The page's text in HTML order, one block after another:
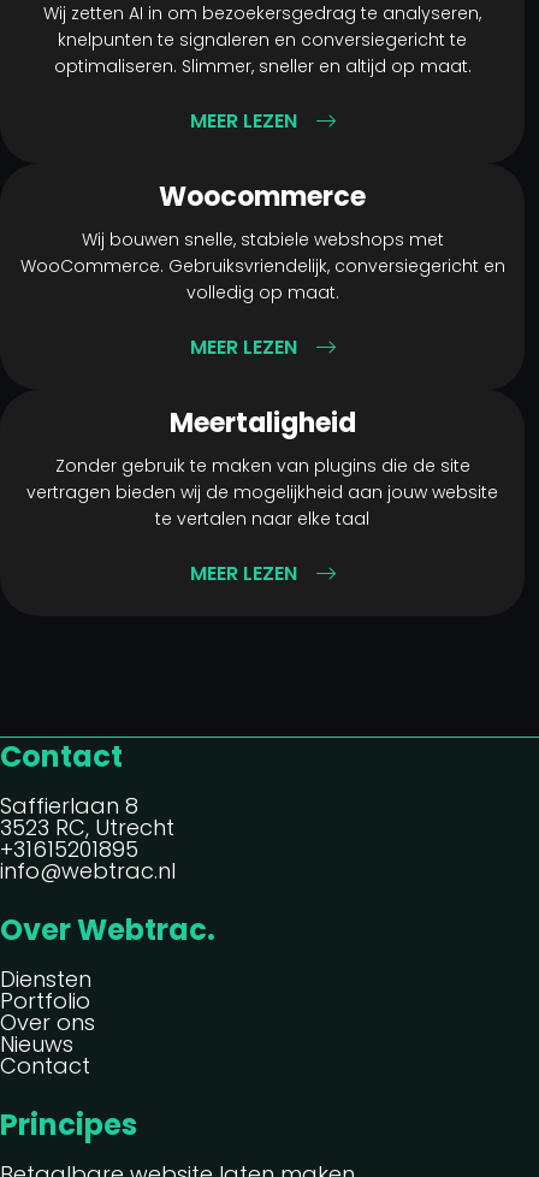
Wij zetten AI in om bezoekersgedrag te analyseren,
knelpunten te signaleren en conversiegericht te
optimaliseren. Slimmer, sneller en altijd op maat.
MEER LEZEN
Woocommerce
Wij bouwen snelle, stabiele webshops met
WooCommerce. Gebruiksvriendelijk, conversiegericht en
volledig op maat.
MEER LEZEN
Meertaligheid
Zonder gebruik te maken van plugins die de site
vertragen bieden wij de mogelijkheid aan jouw website
te vertalen naar elke taal
MEER LEZEN
Contact
Saffierlaan 8
3523 RC, Utrecht
+31615201895
info@webtrac.nl
Over Webtrac.
Diensten
Portfolio
Over ons
Nieuws
Contact
Principes